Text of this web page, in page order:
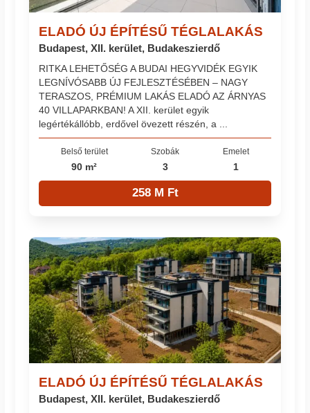
ELADÓ ÚJ ÉPÍTÉSŰ TÉGLALAKÁS
Budapest, XII. kerület, Budakeszierdő
RITKA LEHETŐSÉG A BUDAI HEGYVIDÉK EGYIK
LEGNÍVÓSABB ÚJ FEJLESZTÉSÉBEN – NAGY
TERASZOS, PRÉMIUM LAKÁS ELADÓ AZ ÁRNYAS
40 VILLAPARKBAN! A XII. kerület egyik
legértékállóbb, erdővel övezett részén, a ...
Belső terület
90 m²
Szobák
3
Emelet
1
258 M Ft
ELADÓ ÚJ ÉPÍTÉSŰ TÉGLALAKÁS
Budapest, XII. kerület, Budakeszierdő